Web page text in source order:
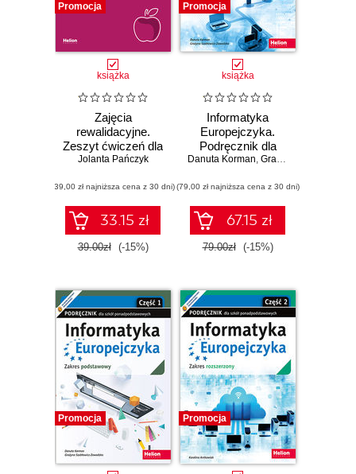
Promocja
książka
Zajęcia
rewalidacyjne.
Zeszyt ćwiczeń dla
szkoły
klasy 1 - 3. Część
2. Poszerzamy
wiedzę o
otaczającym
świecie i
Jolanta Pańczyk
(39,00 zł najniższa cena z 30 dni)
33.15 zł
39.00zł (-15%)
Promocja
książka
Informatyka
Europejczyka.
Podręcznik dla
szkół
Zakres
rozszerzony.
Część 1 (wydanie
z numerem
dopuszczenia)
Danuta Korman, Grażyna Szabłowicz-Zawadzka
(79,00 zł najniższa cena z 30 dni)
67.15 zł
79.00zł (-15%)
Promocja Promocja